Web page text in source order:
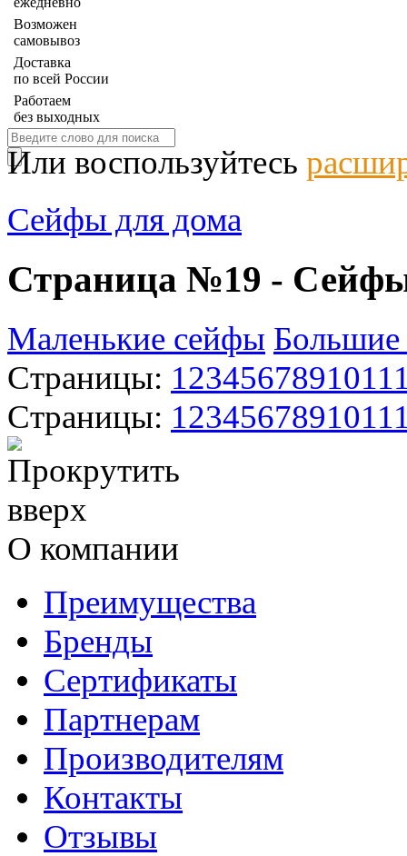
Возможен
самовывоз
Доставка
по всей России
Работаем
без выходных
Или воспользуйтесь
Сейфы для дома
Страница №19 -
Маленькие сейфы
Страницы: 1234567891011
Страницы: 1234567891011
О компании
Преимущества
Бренды
Сертификаты
Партнерам
Производителям
Контакты
Отзывы